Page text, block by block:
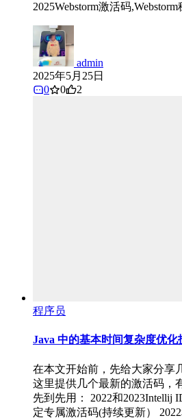
2025Webstorm激活码
admin
2025年5月25日
0
0 2
程序员
Java 中的基本时间复杂度优化
在本文开始前，先给大家分享
这里提供几个最新的激活码，
先到先用： 2022和2023Intellij
定专属激活码(持续更新）